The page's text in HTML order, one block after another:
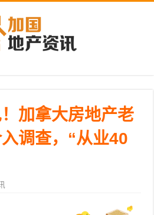
加拿大房地产老
调查，“从业40